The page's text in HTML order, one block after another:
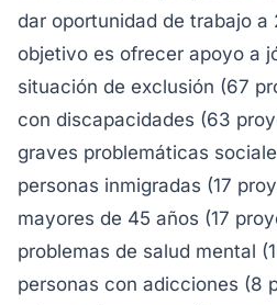
dar oportunidad de trabajo a
objetivo es ofrecer apoyo a
situación de exclusión (67
con discapacidades (63
graves problemáticas
personas inmigradas (17
mayores de 45 años (17
problemas de salud mental
personas con adicciones (8